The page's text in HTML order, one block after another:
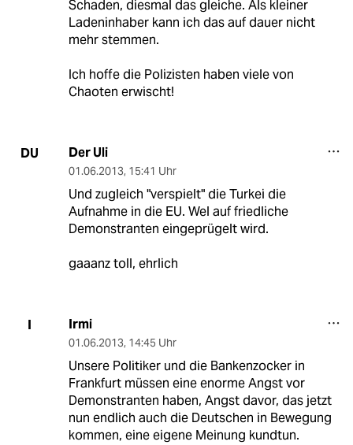
Schaden, diesmal das gleiche. Als kleiner
Ladeninhaber kann ich das auf dauer nicht
mehr stemmen.
Ich hoffe die Polizisten haben viele von
Chaoten erwischt!
DU Der Uli
01.06.2013, 15:41 Uhr
Und zugleich "verspielt" die Turkei die
Aufnahme in die EU. Wel auf friedliche
Demonstranten eingeprügelt wird.
gaaanz toll, ehrlich
I Irmi
01.06.2013, 14:45 Uhr
Unsere Politiker und die Bankenzocker in
Frankfurt müssen eine enorme Angst vor
Demonstranten haben, Angst davor, das jetzt
nun endlich auch die Deutschen in Bewegung
kommen, eine eigene Meinung kundtun.